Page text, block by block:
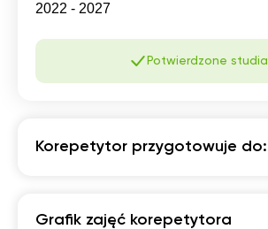
2022 - 2027
Potwierdzone studia
Korepetytor przygotowuje do:
Dla początkujących Python
Grafik zajęć korepetytora